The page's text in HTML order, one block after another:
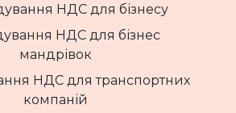
НДС для бізнесу
НДС для бізнес
мандрівок
НДС для транспортних
компаній